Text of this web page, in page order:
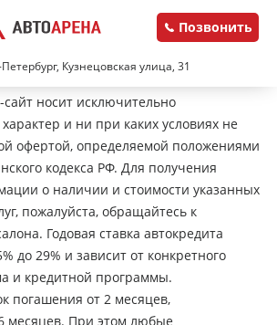
Петербург, Кузнецовская улица, 31
Позвонить
носит исключительно
и ни при каких условиях не
офертой, определяемой положениями
кодекса РФ. Для получения
о наличии и стоимости указанных
пожалуйста, обращайтесь к
Годовая ставка автокредита
до 29% и зависит от конкретного
и кредитной программы.
погашения от 2 месяцев,
месяцев. При этом любые